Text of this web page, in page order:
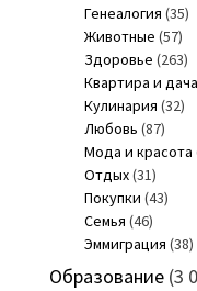
Генеалогия (35)
Животные (57)
Здоровье (263)
Квартира и дача
Кулинария (32)
Любовь (87)
Мода и красота
Отдых(31)
Покупки (43)
Семья (46)
Эммиграция (38)
Образование(3